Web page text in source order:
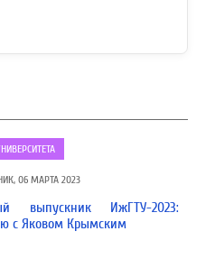
06 МАРТА 2023
выпускник ИжГТУ-2023:
с Яковом Крымским